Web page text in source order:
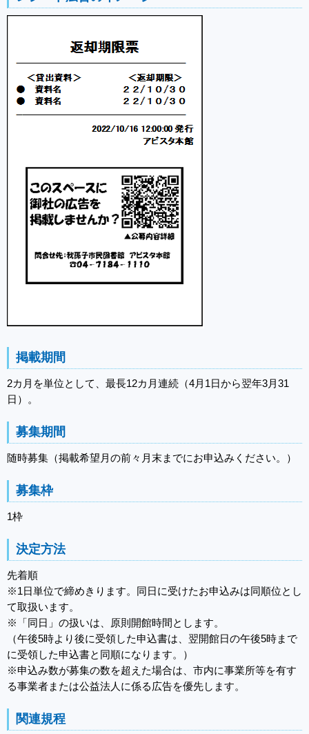
掲載期間
2カ月を単位として、最長12カ月連続（4月1日から翌年3月31
日）。
募集期間
随時募集（掲載希望月の前々月末までにお申込みください。）
募集枠
1枠
決定方法
先着順
※1日単位で締めきります。同日に受けたお申込みは同順位とし
て取扱います。
※「同日」の扱いは、原則開館時間とします。
（午後5時より後に受領した申込書は、翌開館日の午後5時まで
に受領した申込書と同順になります。）
※申込み数が募集の数を超えた場合は、市内に事業所等を有す
る事業者または公益法人に係る広告を優先します。
関連規程